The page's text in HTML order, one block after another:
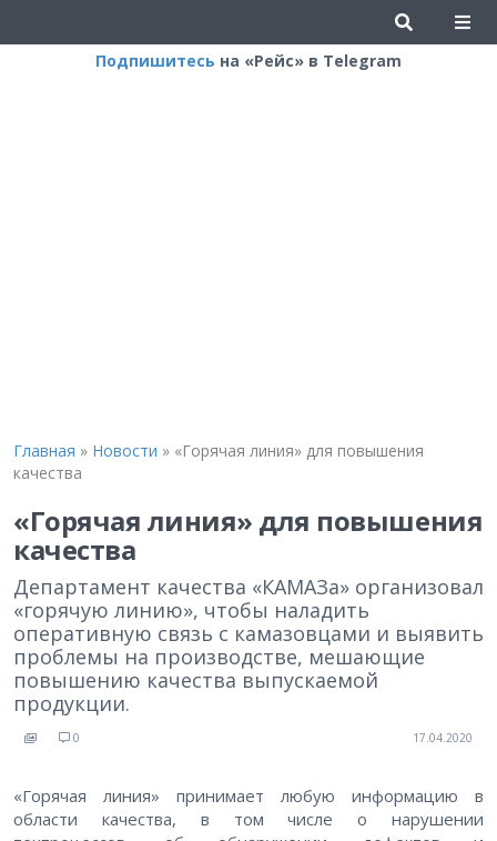
Подпишитесь на «Рейс» в Telegram
Главная » Новости » «Горячая линия» для повышения
качества
«Горячая линия» для повышения
качества
Департамент качества «КАМАЗа» организовал
«горячую линию», чтобы наладить
оперативную связь с камазовцами и выявить
проблемы на производстве, мешающие
повышению качества выпускаемой
продукции.
0 17.04.2020
«Горячая линия» принимает любую информацию в
области качества, в том числе о нарушении